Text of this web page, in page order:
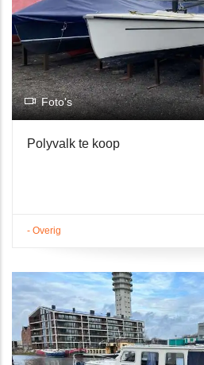
Foto's
Polyvalk te koop
- Overig